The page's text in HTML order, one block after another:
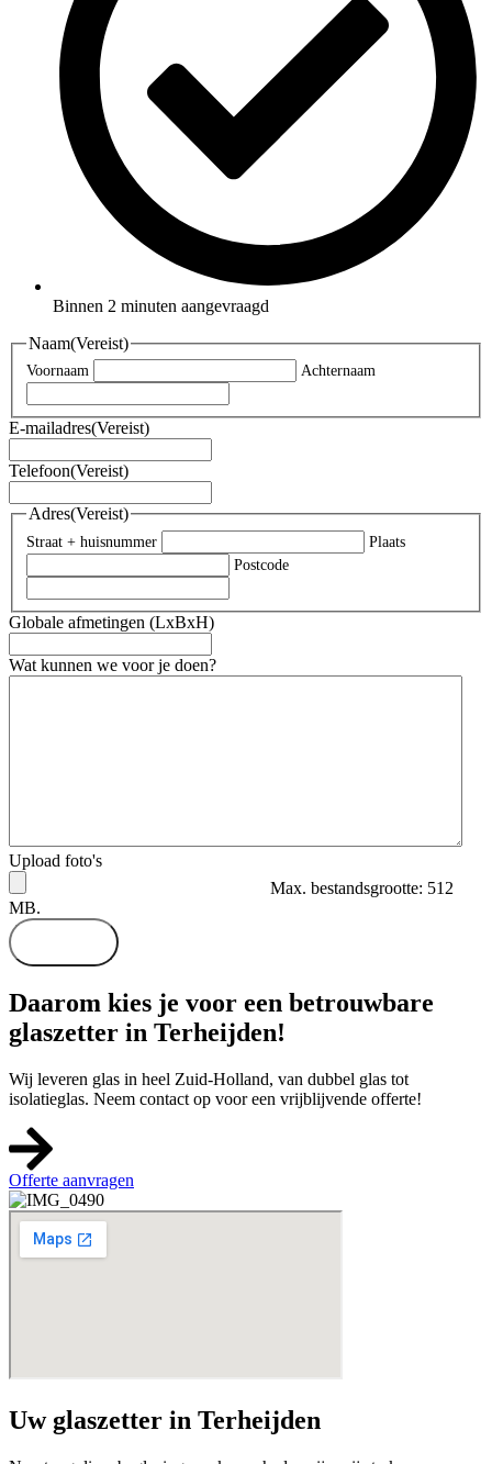
Binnen 2 minuten aangevraagd
Naam(Vereist)
Voornaam Achternaam
E-mailadres(Vereist)
Telefoon(Vereist)
Adres(Vereist)
Straat + huisnummer
Plaats
Postcode
Globale afmetingen (LxBxH)
Wat kunnen we voor je doen?
Upload foto's
Max. bestandsgrootte: 512
MB.
Daarom kies je voor een betrouwbare
glaszetter in Terheijden!
Wij leveren glas in heel Zuid-Holland, van dubbel glas tot
isolatieglas. Neem contact op voor een vrijblijvende offerte!
Offerte aanvragen
Uw glaszetter in Terheijden